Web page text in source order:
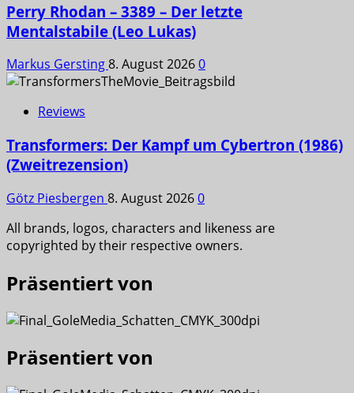
Perry Rhodan – 3389 – Der letzte
Mentalstabile (Leo Lukas)
Markus Gersting8. August 20260
Reviews
Transformers: Der Kampf um Cybertron (1986)
(Zweitrezension)
Götz Piesbergen 8. August 20260
All brands, logos, characters and likeness are
copyrighted by their respective owners.
Präsentiert von
Präsentiert von